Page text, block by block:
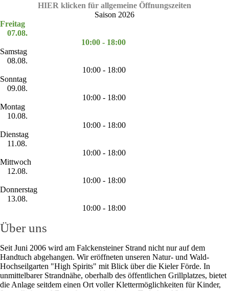
HIER klicken für allgemeine Öffnungszeiten
Saison 2026
Freitag
07.08.
10:00 - 18:00
Samstag
08.08.
10:00 - 18:00
Sonntag
09.08.
10:00 - 18:00
Montag
10.08.
10:00 - 18:00
Dienstag
11.08.
10:00 - 18:00
Mittwoch
12.08.
10:00 - 18:00
Donnerstag
13.08.
10:00 - 18:00
Über uns
Seit Juni 2006 wird am Falckensteiner Strand nicht nur auf dem
Handtuch abgehangen. Wir eröffneten unseren Natur- und Wald-
Hochseilgarten "High Spirits" mit Blick über die Kieler Förde. In
unmittelbarer Strandnähe, oberhalb des öffentlichen Grillplatzes, bietet
die Anlage seitdem einen Ort voller Klettermöglichkeiten für Kinder,